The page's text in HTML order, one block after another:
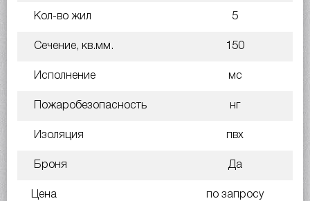
Кол-во жил 5
Сечение, кв.мм. 150
Исполнение мс
Пожаробезопасность нг
Изоляция пвх
Броня Да
Цена по запросу